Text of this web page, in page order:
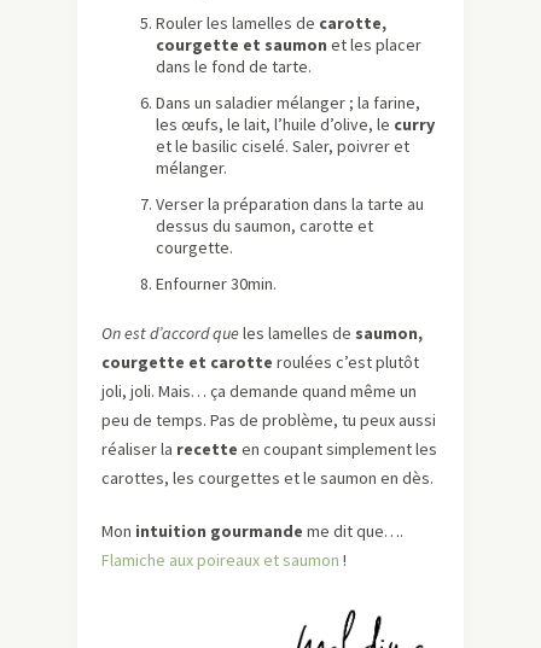
Rouler les lamelles de carotte,
courgette et saumon et les placer
dans le fond de tarte.
Dans un saladier mélanger ; la farine,
les œufs, le lait, l’huile d’olive, le curry
et le basilic ciselé. Saler, poivrer et
mélanger.
Verser la préparation dans la tarte au
dessus du saumon, carotte et
courgette.
Enfourner 30min.
On est d’accord queles lamelles de saumon,
courgette et carotte roulées c’est plutôt
joli, joli. Mais… ça demande quand même un
peu de temps. Pas de problème, tu peux aussi
réaliser la recette en coupant simplement les
carottes, les courgettes et le saumon en dès.
Mon intuition gourmande me dit que….
Flamiche aux poireaux et saumon !